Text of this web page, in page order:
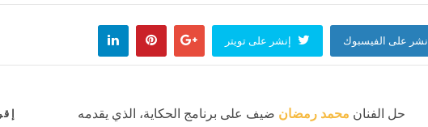
إنشر على الفيسبوك إنشر على تويتر
حل الفنان محمد رمضان ضيف على برنامج الحكاية، الذي يقدمه